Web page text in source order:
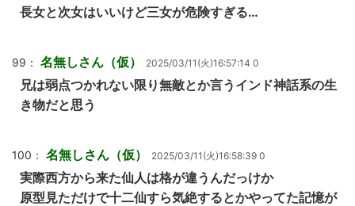
長女と次女はいいけど三女が危険すぎる…
99： 名無しさん（仮） 2025/03/11(火)16:57:14 0
兄は弱点つかれない限り無敵とか言うインド神話系の生
き物だと思う
100： 名無しさん（仮） 2025/03/11(火)16:58:39 0
実際西方から来た仙人は格が違うんだっけか
原型見ただけで十二仙すら気絶するとかやってた記憶が